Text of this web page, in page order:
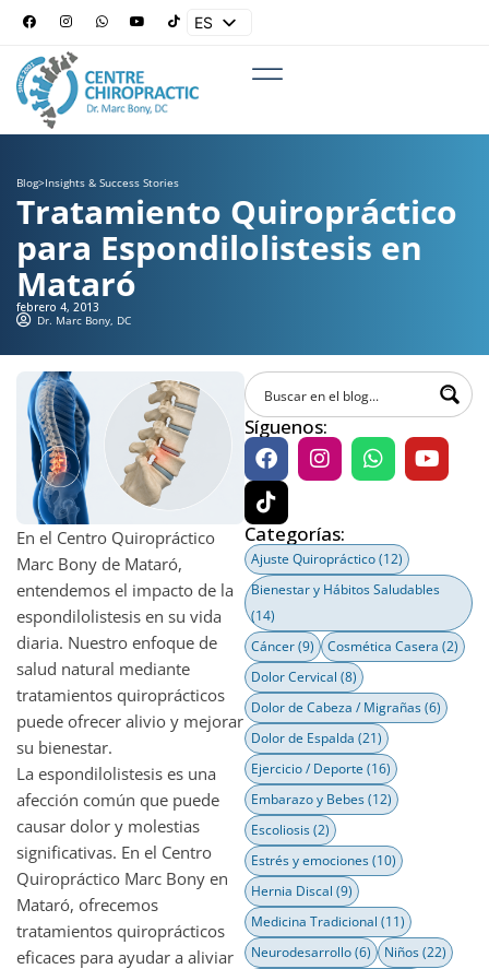
ES
Blog>Insights & Success Stories
Tratamiento Quiropráctico
para Espondilolistesis en
Mataró
febrero 4, 2013
Dr. Marc Bony, DC
En el Centro Quiropráctico
Marc Bony de Mataró,
entendemos el impacto de la
espondilolistesis en su vida
diaria. Nuestro enfoque de
salud natural mediante
tratamientos quiroprácticos
puede ofrecer alivio y mejorar
su bienestar.
La espondilolistesis es una
afección común que puede
causar dolor y molestias
significativas. En el Centro
Quiropráctico Marc Bony en
Mataró, ofrecemos
tratamientos quiroprácticos
eficaces para ayudar a aliviar
Síguenos:
Categorías:
Ajuste Quiropráctico(12)
Bienestar y Hábitos Saludables
(14)
Cáncer(9) Cosmética Casera (2)
Dolor Cervical (8)
Dolor de Cabeza / Migrañas(6)
Dolor de Espalda (21)
Ejercicio / Deporte (16)
Embarazo y Bebes(12)
Escoliosis(2)
Estrés y emociones(10)
Hernia Discal (9)
Medicina Tradicional (11)
Neurodesarrollo(6) Niños(22)